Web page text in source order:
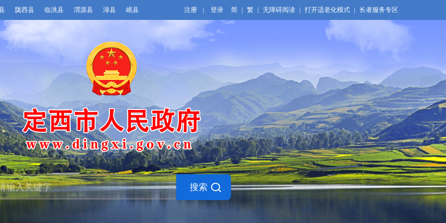
陇西县 临洮县 渭源县 漳县 岷县 注册 | 登录 简 | 繁 | 无障碍阅读 | 打开适老化模式 | 长者服务专区